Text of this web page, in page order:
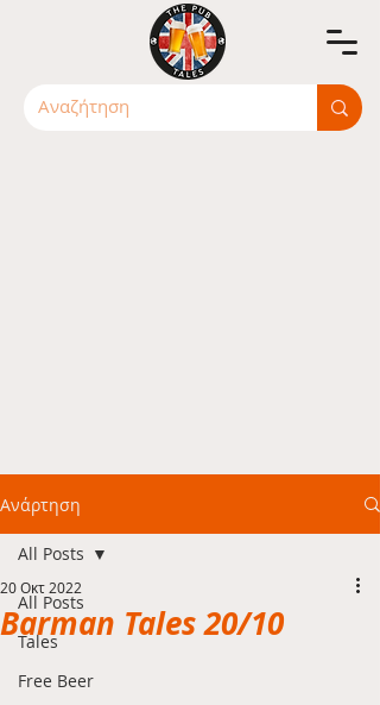
Ανάρτηση
All Posts
Tales
Free Beer
All Posts
Barman Tales 20/10
20 Οκτ 2022